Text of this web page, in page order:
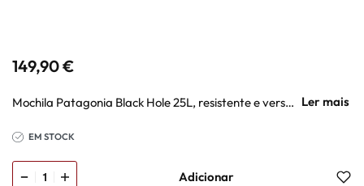
149,90€
Mochila Patagonia Black Hole 25L, resistente e versátil para viagem, cidade e outdoor.
EM STOCK
Adicionar